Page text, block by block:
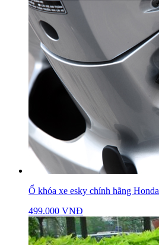
Ổ khóa xe esky chính hãng Honda
499.000 VNĐ